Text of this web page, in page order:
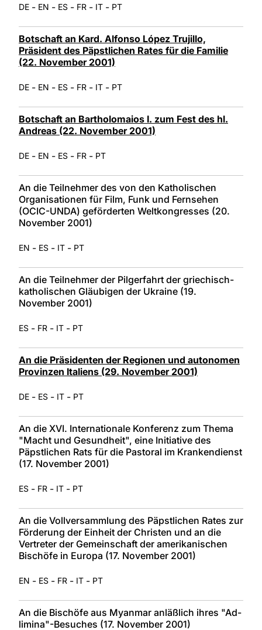
DE - EN - ES - FR - IT - PT
Botschaft an Kard. Alfonso López Trujillo,
Präsident des Päpstlichen Rates für die Familie
(22. November 2001)
DE - EN - ES - FR - IT - PT
Botschaft an Bartholomaios I. zum Fest des hl.
Andreas (22. November 2001)
DE - EN - ES - FR - PT
An die Teilnehmer des von den Katholischen
Organisationen für Film, Funk und Fernsehen
(OCIC-UNDA) geförderten Weltkongresses (20.
November 2001)
EN - ES - IT - PT
An die Teilnehmer der Pilgerfahrt der griechisch-
katholischen Gläubigen der Ukraine (19.
November 2001)
ES - FR - IT - PT
An die Präsidenten der Regionen und autonomen
Provinzen Italiens (29. November 2001)
DE - ES - IT - PT
An die XVI. Internationale Konferenz zum Thema
"Macht und Gesundheit", eine Initiative des
Päpstlichen Rats für die Pastoral im Krankendienst
(17. November 2001)
ES - FR - IT - PT
An die Vollversammlung des Päpstlichen Rates zur
Förderung der Einheit der Christen und an die
Vertreter der Gemeinschaft der amerikanischen
Bischöfe in Europa (17. November 2001)
EN - ES - FR - IT - PT
An die Bischöfe aus Myanmar anläßlich ihres "Ad-
limina"-Besuches (17. November 2001)